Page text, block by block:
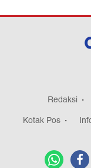
Redaksi
Kotak Pos